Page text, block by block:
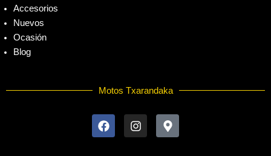
Accesorios
Nuevos
Ocasión
Blog
Motos Txarandaka
a
c
n
s
a
p